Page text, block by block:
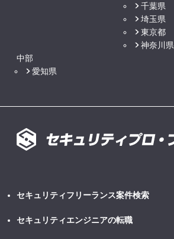
千葉県
埼玉県
東京都
神奈川県
中部
愛知県
セキュリティフリーランス案件検索
セキュリティエンジニアの転職